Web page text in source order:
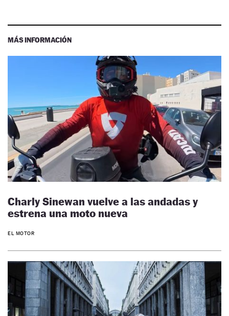
MÁS INFORMACIÓN
Charly Sinewan vuelve a las andadas y
estrena una moto nueva
EL MOTOR